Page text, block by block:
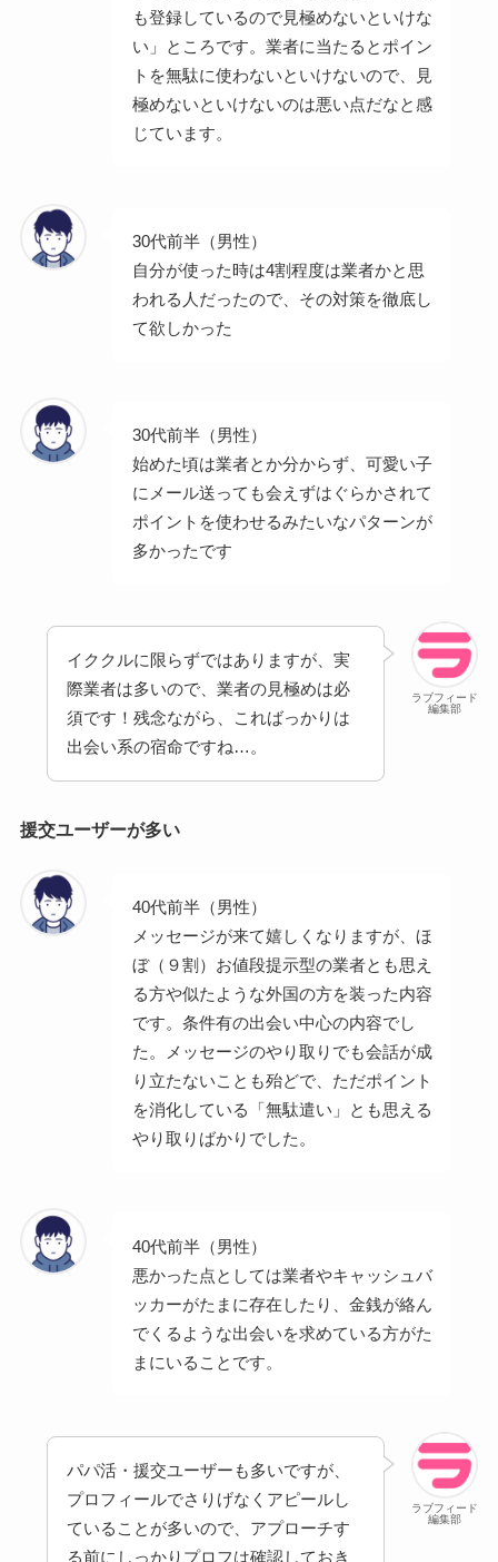
も登録しているので見極めないといけな
い」ところです。業者に当たるとポイン
トを無駄に使わないといけないので、見
極めないといけないのは悪い点だなと感
じています。
30代前半（男性）
自分が使った時は4割程度は業者かと思
われる人だったので、その対策を徹底し
て欲しかった
30代前半（男性）
始めた頃は業者とか分からず、可愛い子
にメール送っても会えずはぐらかされて
ポイントを使わせるみたいなパターンが
多かったです
ラブフィード
編集部
イククルに限らずではありますが、実
際業者は多いので、業者の見極めは必
須です！残念ながら、こればっかりは
出会い系の宿命ですね…。
援交ユーザーが多い
40代前半（男性）
メッセージが来て嬉しくなりますが、ほ
ぼ（９割）お値段提示型の業者とも思え
る方や似たような外国の方を装った内容
です。条件有の出会い中心の内容でし
た。メッセージのやり取りでも会話が成
り立たないことも殆どで、ただポイント
を消化している「無駄遣い」とも思える
やり取りばかりでした。
40代前半（男性）
悪かった点としては業者やキャッシュバ
ッカーがたまに存在したり、金銭が絡ん
でくるような出会いを求めている方がた
まにいることです。
ラブフィード
編集部
パパ活・援交ユーザーも多いですが、
プロフィールでさりげなくアピールし
ていることが多いので、アプローチす
る前にしっかりプロフは確認しておき